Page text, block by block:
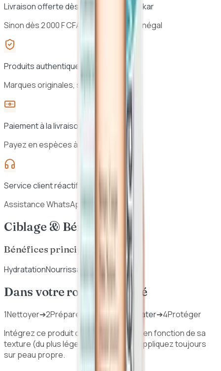
Livraison offerte dès 25 000 F CFA à Dakar
Sinon dès 2 000 F CFA · 24h à 48h au Sénégal
Produits authentiques
Marques originales, sélection vérifiée
Paiement à la livraison
Payez en espèces à la réception
Service client réactif
Assistance WhatsApp 7j/7
Ciblage & Bénéfices
Bénéfices principaux
HydratationNourrissant
Dans votre routine beauté
1Nettoyer➔2Préparer Traiter / Hydrater➔4Protéger
Intégrez ce produit dans votre routine en fonction de sa
texture (du plus léger au plus épais). Appliquez toujours
sur peau propre.